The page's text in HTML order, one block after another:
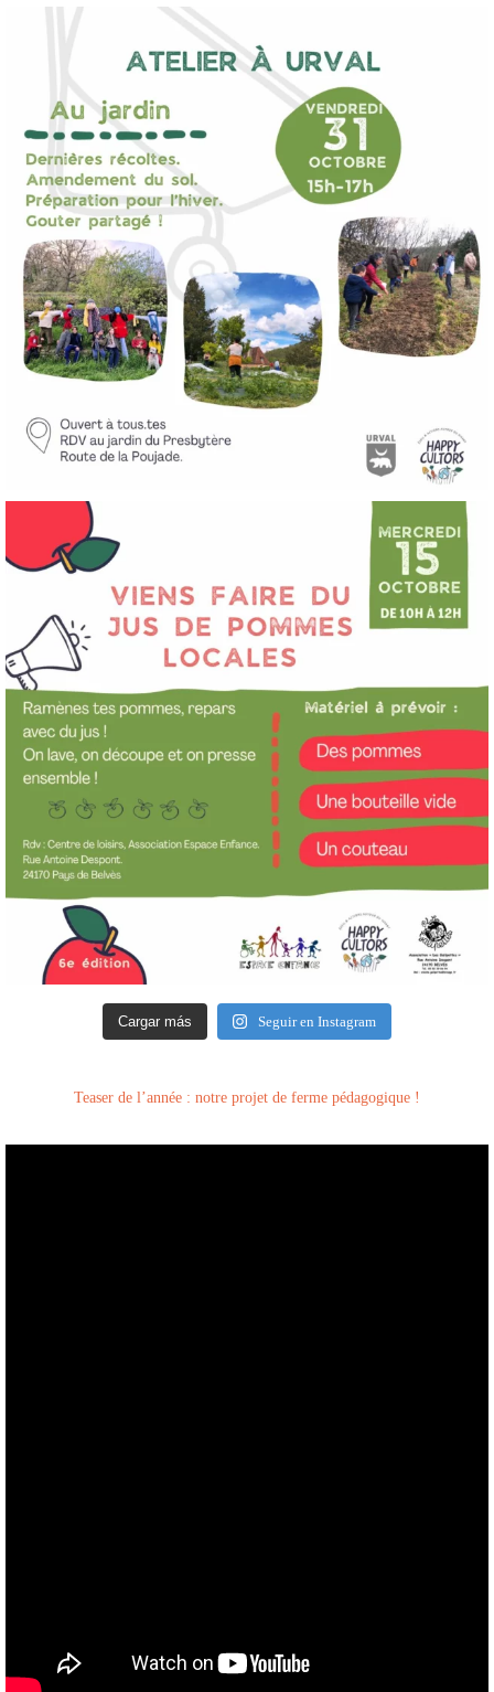
Cargar más Seguir en Instagram
Teaser de l’année : notre projet de ferme pédagogique !